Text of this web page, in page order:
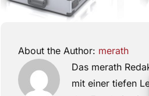
About the Author: merath
Das merath
mit einer tiefen